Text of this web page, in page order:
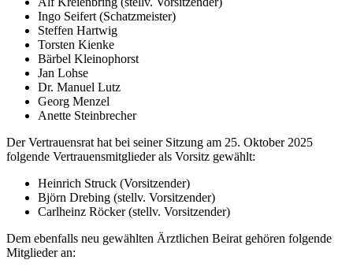
Ingo Seifert (Schatzmeister)
Steffen Hartwig
Torsten Kienke
Bärbel Kleinophorst
Jan Lohse
Dr. Manuel Lutz
Georg Menzel
Anette Steinbrecher
Der Vertrauensrat hat bei seiner Sitzung am 25. Oktober 2025
folgende Vertrauensmitglieder als Vorsitz gewählt:
Heinrich Struck (Vorsitzender)
Björn Drebing (stellv. Vorsitzender)
Carlheinz Röcker (stellv. Vorsitzender)
Dem ebenfalls neu gewählten Ärztlichen Beirat gehören folgende
Mitglieder an: